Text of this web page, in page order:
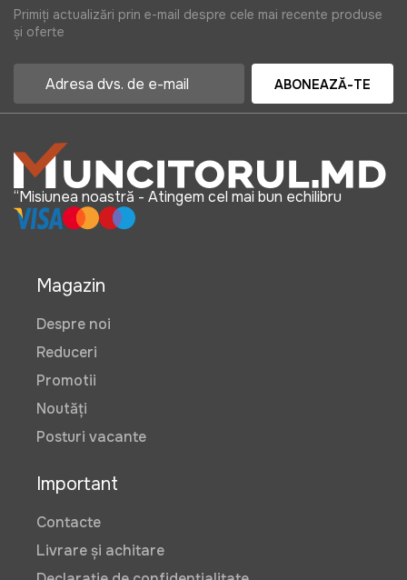
Primiți actualizări prin e-mail despre cele mai recente produse
și oferte
ABONEAZĂ-TE
“Misiunea noastră - Atingem cel mai bun echilibru
Magazin
Despre noi
Reduceri
Promotii
Noutăți
Posturi vacante
Important
Contacte
Livrare și achitare